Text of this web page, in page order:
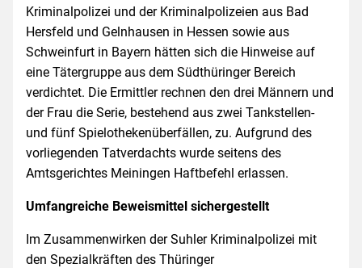
Kriminalpolizei und der Kriminalpolizeien aus Bad
Hersfeld und Gelnhausen in Hessen sowie aus
Schweinfurt in Bayern hätten sich die Hinweise auf
eine Tätergruppe aus dem Südthüringer Bereich
verdichtet. Die Ermittler rechnen den drei Männern und
der Frau die Serie, bestehend aus zwei Tankstellen-
und fünf Spielothekenüberfällen, zu. Aufgrund des
vorliegenden Tatverdachts wurde seitens des
Amtsgerichtes Meiningen Haftbefehl erlassen.
Umfangreiche Beweismittel sichergestellt
Im Zusammenwirken der Suhler Kriminalpolizei mit
den Spezialkräften des Thüringer